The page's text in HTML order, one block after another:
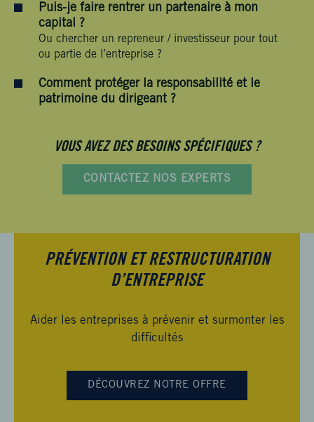
Puis-je faire rentrer un partenaire à mon
capital ?
Ou chercher un repreneur / investisseur pour tout
ou partie de l’entreprise ?
Comment protéger la responsabilité et le
patrimoine du dirigeant ?
VOUS AVEZ DES BESOINS SPÉCIFIQUES ?
CONTACTEZ NOS EXPERTS
PRÉVENTION ET RESTRUCTURATION
D’ENTREPRISE
Aider les entreprises à prévenir et surmonter les
difficultés
DÉCOUVREZ NOTRE OFFRE